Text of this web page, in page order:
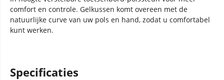
comfort en controle. Gelkussen komt overeen met de
natuurlijke curve van uw pols en hand, zodat u comfortabel
kunt werken.
Specificaties